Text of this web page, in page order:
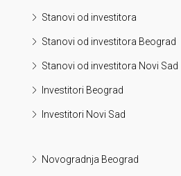
Stanovi od investitora
Stanovi od investitora Beograd
Stanovi od investitora Novi Sad
Investitori Beograd
Investitori Novi Sad
Novogradnja Beograd